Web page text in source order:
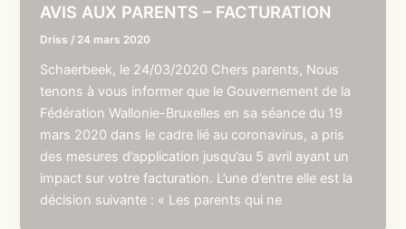
AVIS AUX PARENTS – FACTURATION
Driss / 24 mars 2020
Schaerbeek, le 24/03/2020 Chers parents, Nous
tenons à vous informer que le Gouvernement de la
Fédération Wallonie-Bruxelles en sa séance du 19
mars 2020 dans le cadre lié au coronavirus, a pris
des mesures d’application jusqu’au 5 avril ayant un
impact sur votre facturation. L’une d’entre elle est la
décision suivante : « Les parents qui ne